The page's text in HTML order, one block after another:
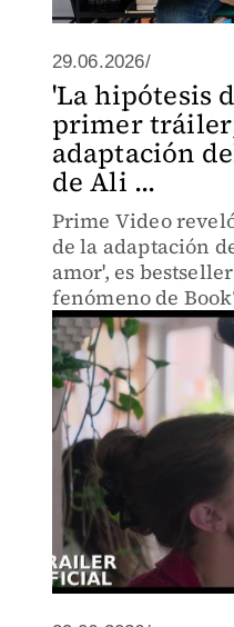
29.06.2026/
'La hipótesis
primer
adaptación
de Ali ...
Prime Video
de la adaptación
amor', es
fenómeno de